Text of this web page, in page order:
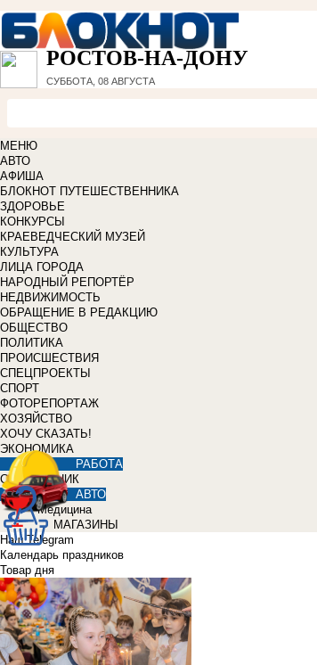
РОСТОВ-НА-ДОНУ
СУББОТА, 08 АВГУСТА
МЕНЮ
АВТО
АФИША
БЛОКНОТ ПУТЕШЕСТВЕННИКА
ЗДОРОВЬЕ
КОНКУРСЫ
КРАЕВЕДЧЕСКИЙ МУЗЕЙ
КУЛЬТУРА
ЛИЦА ГОРОДА
НАРОДНЫЙ РЕПОРТЁР
НЕДВИЖИМОСТЬ
ОБРАЩЕНИЕ В РЕДАКЦИЮ
ОБЩЕСТВО
ПОЛИТИКА
ПРОИСШЕСТВИЯ
СПЕЦПРОЕКТЫ
СПОРТ
ФОТОРЕПОРТАЖ
ХОЗЯЙСТВО
ХОЧУ СКАЗАТЬ!
ЭКОНОМИКА
РАБОТА
СПРАВОЧНИК
АВТО
Медицина
МАГАЗИНЫ
Наш Telegram
Календарь праздников
Товар дня